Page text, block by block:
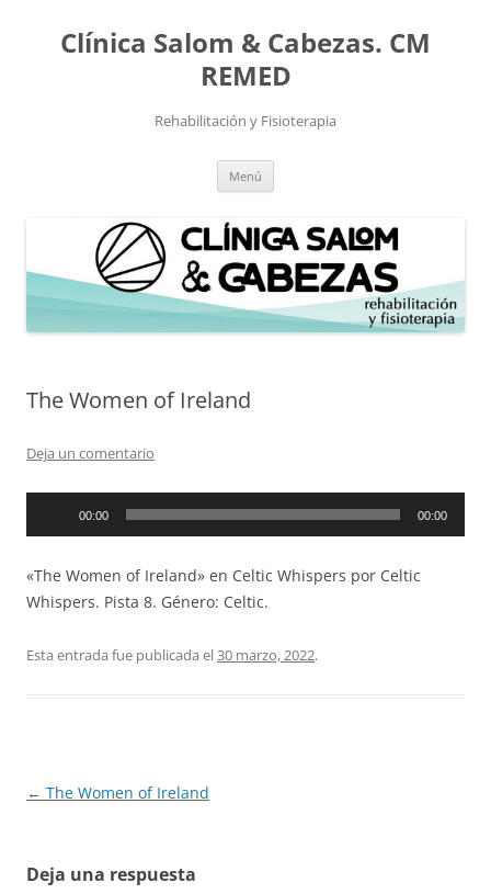
contenido
Clínica Salom & Cabezas. CM
REMED
Rehabilitación y Fisioterapia
Menú
The Women of Ireland
Deja un comentario
00:00 00:00
«The Women of Ireland» en Celtic Whispers por Celtic
Whispers. Pista 8. Género: Celtic.
Esta entrada fue publicada el30 marzo, 2022.
Navegación
← The Women of Ireland
Deja una respuesta